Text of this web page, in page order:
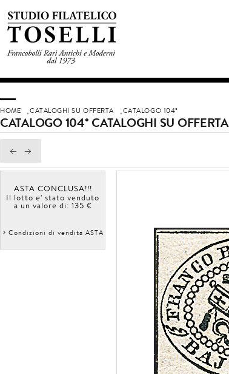
HOME CATALOGHI SU OFFERTA CATALOGO 104°
CATALOGO 104° CATALOGHI SU OFFERTA
ASTA CONCLUSA!!!
Il lotto e' stato venduto
a un valore di: 135 €
Condizioni di vendita ASTA